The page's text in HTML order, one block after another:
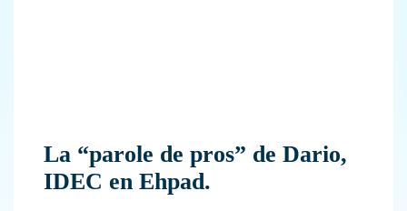
La “parole de pros” de Dario,
IDEC en Ehpad.